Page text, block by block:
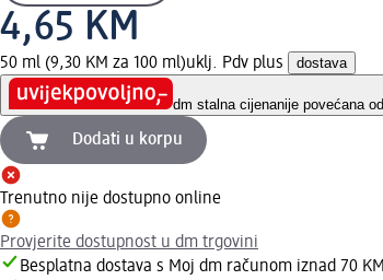
4,65 KM
50 ml (9,30 KM za 100 ml)uklj. Pdv plus dostava
dm stalna cijenanije povećana
Dodati u korpu
Trenutno nije dostupno online
Provjerite dostupnost u dm trgovini
Besplatna dostava s Moj dm računom iznad 70 KM